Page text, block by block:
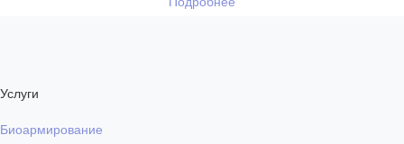
Услуги
Биоармирование